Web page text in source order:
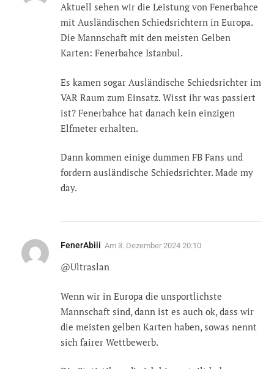
Aktuell sehen wir die Leistung von Fenerbahce
mit Ausländischen Schiedsrichtern in Europa.
Die Mannschaft mit den meisten Gelben
Karten: Fenerbahce Istanbul.
Es kamen sogar Ausländische Schiedsrichter im
VAR Raum zum Einsatz. Wisst ihr was passiert
ist? Fenerbahce hat danach kein einzigen
Elfmeter erhalten.
Dann kommen einige dummen FB Fans und
fordern ausländische Schiedsrichter. Made my
day.
FenerAbiii Am 3. Dezember 2024 20:10
@Ultraslan
Wenn wir in Europa die unsportlichste
Mannschaft sind, dann ist es auch ok, dass wir
die meisten gelben Karten haben, sowas nennt
sich fairer Wettbewerb.